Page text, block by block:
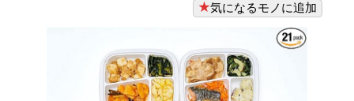
気になるモノに追加